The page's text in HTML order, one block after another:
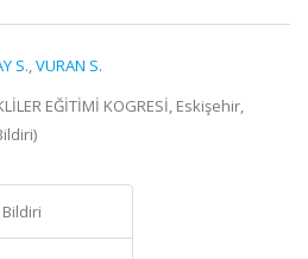
S.,VURAN S.
EĞİTİMİ KOGRESİ, Eskişehir,